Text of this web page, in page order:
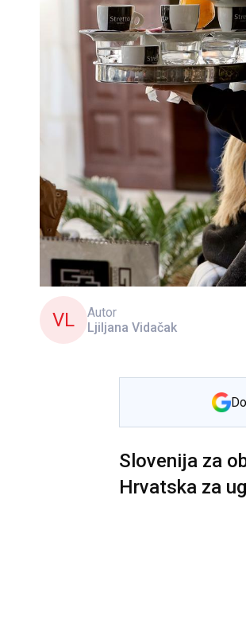
VL
Autor
Ljiljana Vidačak
Slovenija za
Hrvatska za